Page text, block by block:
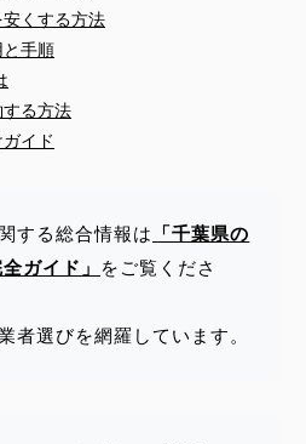
くする方法
手順
る方法
イド
する総合情報は
「千葉県の
ガイド」
をご覧くださ
者選びを網羅しています。